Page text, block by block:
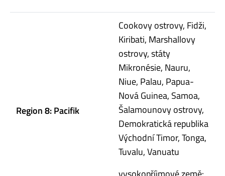
Region 8: Pacifik
Cookovy ostrovy, Fidži,
Kiribati, Marshallovy
ostrovy, státy
Mikronésie, Nauru,
Niue, Palau, Papua-
Nová Guinea, Samoa,
Šalamounovy ostrovy,
Demokratická republika
Východní Timor, Tonga,
Tuvalu, Vanuatu